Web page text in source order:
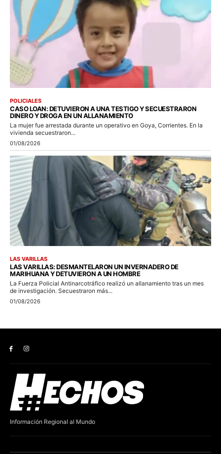
Información Regional al Mundo